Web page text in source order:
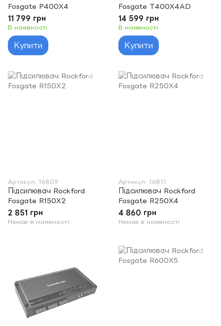
Fosgate P400X4
11 799 грн
В наявності
Купити
Fosgate T400X4AD
14 599 грн
В наявності
Купити
Артикул: 16809
Підсилювач Rockford
Fosgate R150X2
2 851 грн
Немає в наявності
Артикул: 16811
Підсилювач Rockford
Fosgate R250X4
4 860 грн
Немає в наявності